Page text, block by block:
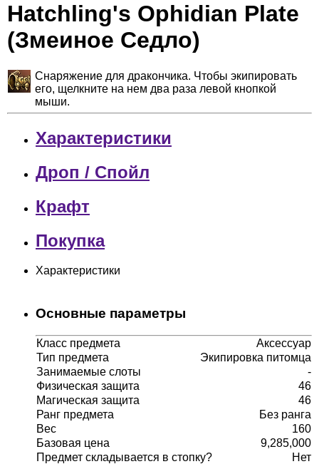
Hatchling's Ophidian Plate
(Змеиное Седло)
Снаряжение для дракончика. Чтобы экипировать
его, щелкните на нем два раза левой кнопкой
мыши.
Характеристики
Дроп / Спойл
Крафт
Покупка
Характеристики
Основные параметры
Класс предмета
Аксессуар
Тип предмета
Экипировка питомца
Занимаемые слоты
-
Физическая защита
46
Магическая защита
46
Ранг предмета
Без ранга
Вес
160
Базовая цена
9,285,000
Предмет складывается в стопку?
Нет